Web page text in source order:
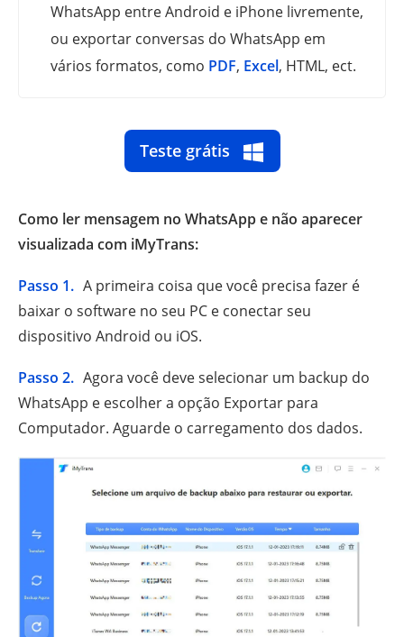
WhatsApp entre Android e iPhone livremente,
ou exportar conversas do WhatsApp em
vários formatos, como PDF, Excel, HTML, ect.
Teste grátis
Como ler mensagem no WhatsApp e não aparecer
visualizada com iMyTrans:
Passo 1. A primeira coisa que você precisa fazer é
baixar o software no seu PC e conectar seu
dispositivo Android ou iOS.
Passo 2. Agora você deve selecionar um backup do
WhatsApp e escolher a opção Exportar para
Computador. Aguarde o carregamento dos dados.